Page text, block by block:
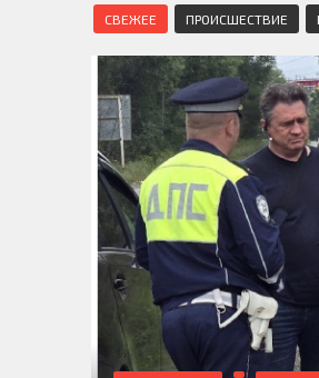
СВЕЖЕЕ ПРОИСШЕСТВИЕ